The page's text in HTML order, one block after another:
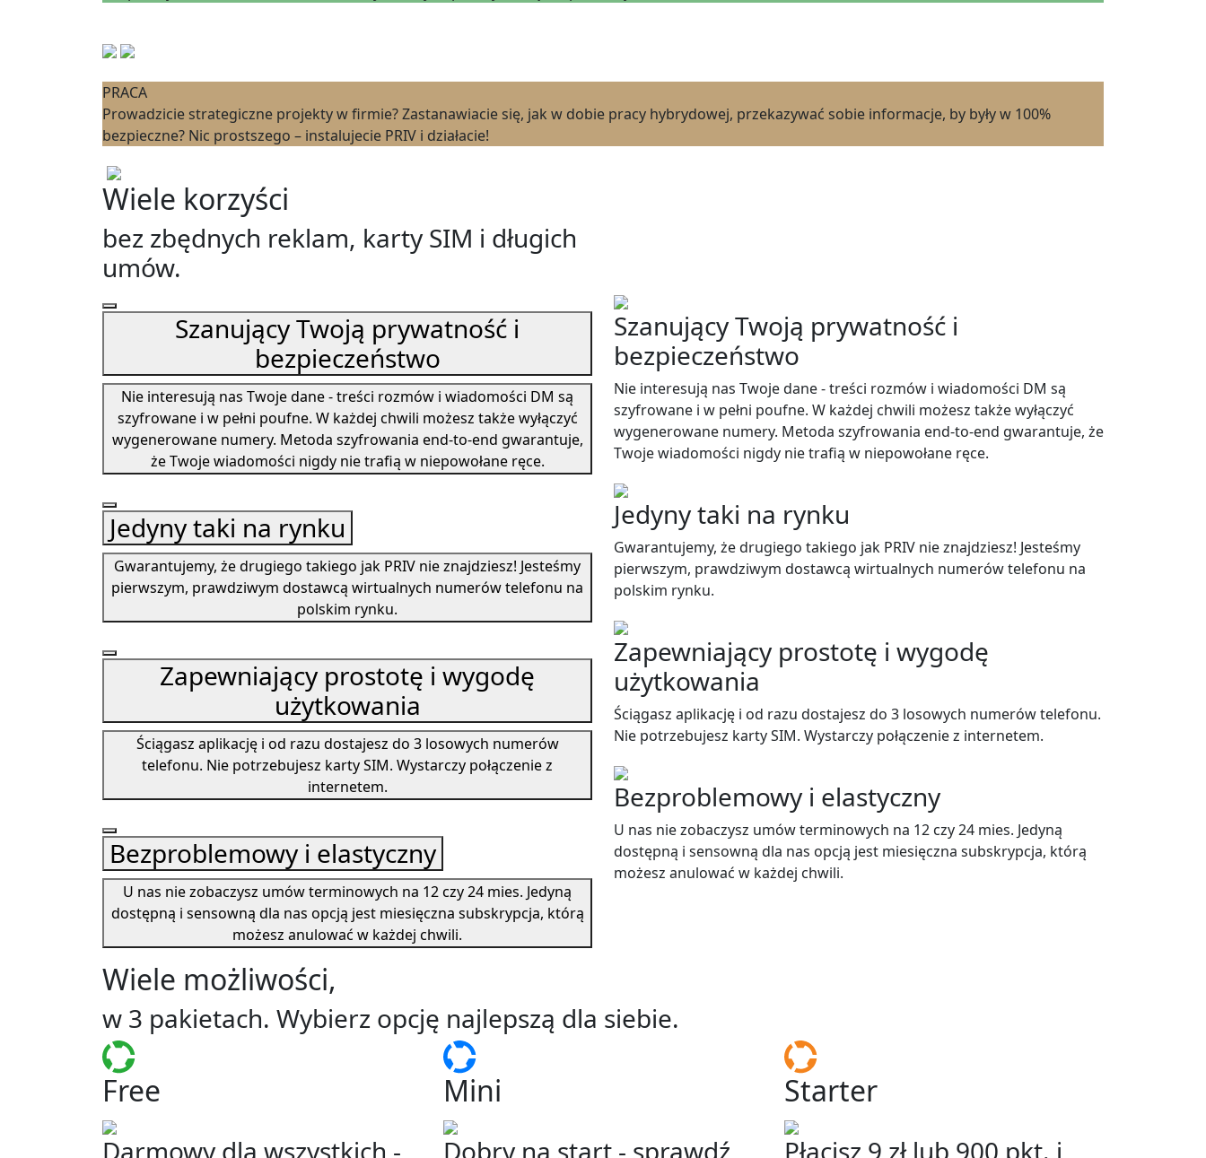
PRACA
Prowadzicie strategiczne projekty w firmie? Zastanawiacie się, jak w dobie pracy hybrydowej, przekazywać sobie informacje, by były w 100%
bezpieczne? Nic prostszego – instalujecie PRIV i działacie!
Wiele korzyści
bez zbędnych reklam, karty SIM i długich
umów.
Szanujący Twoją prywatność i
bezpieczeństwo
Nie interesują nas Twoje dane - treści rozmów i wiadomości DM są
szyfrowane i w pełni poufne. W każdej chwili możesz także wyłączyć
wygenerowane numery. Metoda szyfrowania end-to-end gwarantuje,
że Twoje wiadomości nigdy nie trafią w niepowołane ręce.
Jedyny taki na rynku
Gwarantujemy, że drugiego takiego jak PRIV nie znajdziesz! Jesteśmy
pierwszym, prawdziwym dostawcą wirtualnych numerów telefonu na
polskim rynku.
Zapewniający prostotę i wygodę
użytkowania
Ściągasz aplikację i od razu dostajesz do 3 losowych numerów
telefonu. Nie potrzebujesz karty SIM. Wystarczy połączenie z
internetem.
Bezproblemowy i elastyczny
U nas nie zobaczysz umów terminowych na 12 czy 24 mies. Jedyną
dostępną i sensowną dla nas opcją jest miesięczna subskrypcja, którą
możesz anulować w każdej chwili.
Szanujący Twoją prywatność i
bezpieczeństwo
Nie interesują nas Twoje dane - treści rozmów i wiadomości DM są
szyfrowane i w pełni poufne. W każdej chwili możesz także wyłączyć
wygenerowane numery. Metoda szyfrowania end-to-end gwarantuje, że
Twoje wiadomości nigdy nie trafią w niepowołane ręce.
Jedyny taki na rynku
Gwarantujemy, że drugiego takiego jak PRIV nie znajdziesz! Jesteśmy
pierwszym, prawdziwym dostawcą wirtualnych numerów telefonu na
polskim rynku.
Zapewniający prostotę i wygodę
użytkowania
Ściągasz aplikację i od razu dostajesz do 3 losowych numerów telefonu.
Nie potrzebujesz karty SIM. Wystarczy połączenie z internetem.
Bezproblemowy i elastyczny
U nas nie zobaczysz umów terminowych na 12 czy 24 mies. Jedyną
dostępną i sensowną dla nas opcją jest miesięczna subskrypcja, którą
możesz anulować w każdej chwili.
Wiele możliwości,
w 3 pakietach. Wybierz opcję najlepszą dla siebie.
Free
Darmowy dla wszystkich -
Mini
Dobry na start - sprawdź
Starter
Płacisz 9 zł lub 900 pkt. i